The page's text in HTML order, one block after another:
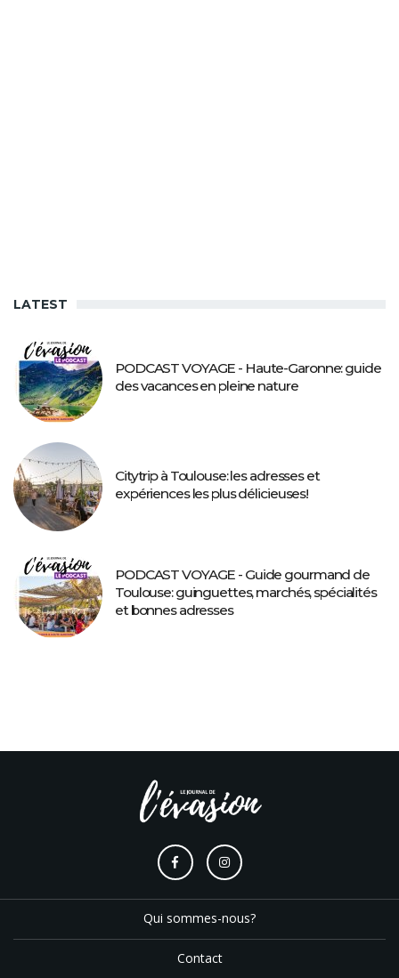
LATEST
PODCAST VOYAGE - Haute-Garonne: guide
des vacances en pleine nature
Citytrip à Toulouse: les adresses et
expériences les plus délicieuses!
PODCAST VOYAGE - Guide gourmand de
Toulouse: guinguettes, marchés, spécialités
et bonnes adresses
Qui sommes-nous?
Contact